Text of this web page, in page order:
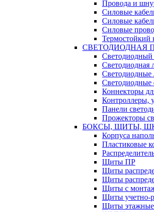
Провода и
Силовые
Силовые
Силовые
Термостойкий
СВЕТОДИОДНАЯ
Светодиодный
Светодиодная
Светодиодные
Коннекторы
Контроллеры,
Панели
Прожекторы
БОКСЫ, ЩИТЫ,
Корпуса
Пластиковые
Щиты ПР
Щиты
Щиты
Щиты с
Щиты учетно-
Щиты